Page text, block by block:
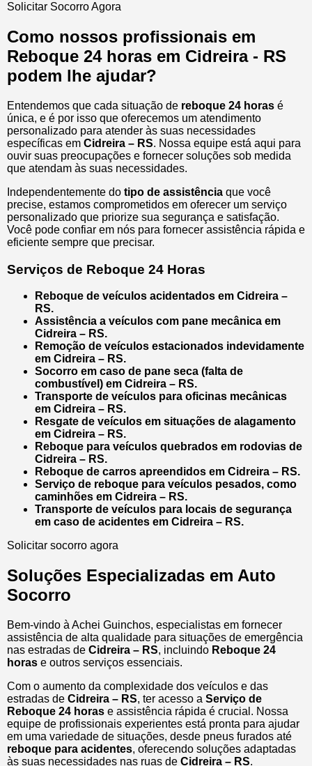
Solicitar Socorro Agora
Como nossos profissionais em
Reboque 24 horas em Cidreira - RS
podem lhe ajudar?
Entendemos que cada situação de reboque 24 horas é
única, e é por isso que oferecemos um atendimento
personalizado para atender às suas necessidades
específicas em Cidreira – RS. Nossa equipe está aqui para
ouvir suas preocupações e fornecer soluções sob medida
que atendam às suas necessidades.
Independentemente do tipo de assistência que você
precise, estamos comprometidos em oferecer um serviço
personalizado que priorize sua segurança e satisfação.
Você pode confiar em nós para fornecer assistência rápida e
eficiente sempre que precisar.
Serviços de Reboque 24 Horas
Reboque de veículos acidentados em Cidreira –
RS.
Assistência a veículos com pane mecânica em
Cidreira – RS.
Remoção de veículos estacionados indevidamente
em Cidreira – RS.
Socorro em caso de pane seca (falta de
combustível) em Cidreira – RS.
Transporte de veículos para oficinas mecânicas
em Cidreira – RS.
Resgate de veículos em situações de alagamento
em Cidreira – RS.
Reboque para veículos quebrados em rodovias de
Cidreira – RS.
Reboque de carros apreendidos em Cidreira – RS.
Serviço de reboque para veículos pesados, como
caminhões em Cidreira – RS.
Transporte de veículos para locais de segurança
em caso de acidentes em Cidreira – RS.
Solicitar socorro agora
Soluções Especializadas em Auto
Socorro
Bem-vindo à Achei Guinchos, especialistas em fornecer
assistência de alta qualidade para situações de emergência
nas estradas de Cidreira – RS, incluindo Reboque 24
horas e outros serviços essenciais.
Com o aumento da complexidade dos veículos e das
estradas de Cidreira – RS, ter acesso a Serviço de
Reboque 24 horas e assistência rápida é crucial. Nossa
equipe de profissionais experientes está pronta para ajudar
em uma variedade de situações, desde pneus furados até
reboque para acidentes, oferecendo soluções adaptadas
às suas necessidades nas ruas de Cidreira – RS.